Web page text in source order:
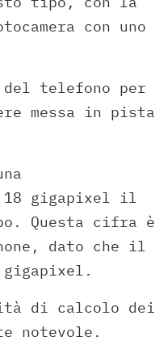
con uno
del telefono per
messa in pista
18 gigapixel il
Questa cifra è
dato che il
gigapixel.
di calcolo dei
notevole.